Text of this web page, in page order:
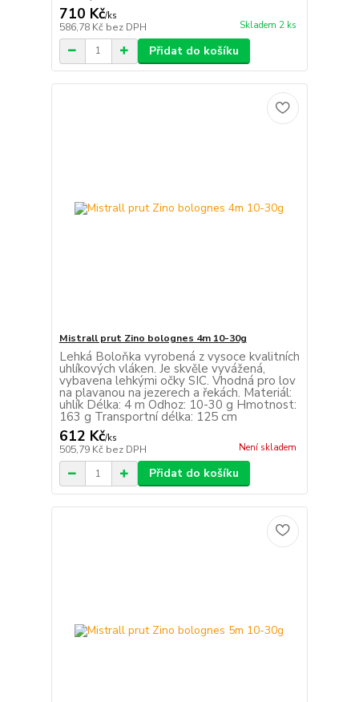
710 Kč/ks
586,78 Kč bez DPH Skladem 2 ks
Přidat do košíku
Mistrall prut Zino bolognes 4m 10-30g
Lehká Boloňka vyrobená z vysoce kvalitních
uhlíkových vláken. Je skvěle vyvážená,
vybavena lehkými očky SIC. Vhodná pro lov
na plavanou na jezerech a řekách. Materiál:
uhlík Délka: 4 m Odhoz: 10-30 g Hmotnost:
163 g Transportní délka: 125 cm
612 Kč/ks
505,79 Kč bez DPH Není skladem
Přidat do košíku